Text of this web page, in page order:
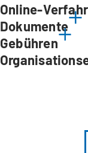
Online-
Dokumente
Gebühren